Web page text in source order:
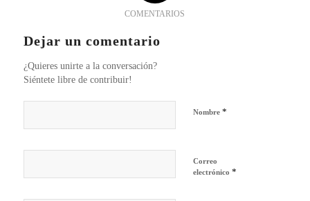
COMENTARIOS
Dejar un comentario
¿Quieres unirte a la conversación?
Siéntete libre de contribuir!
Nombre *
Correo
electrónico *